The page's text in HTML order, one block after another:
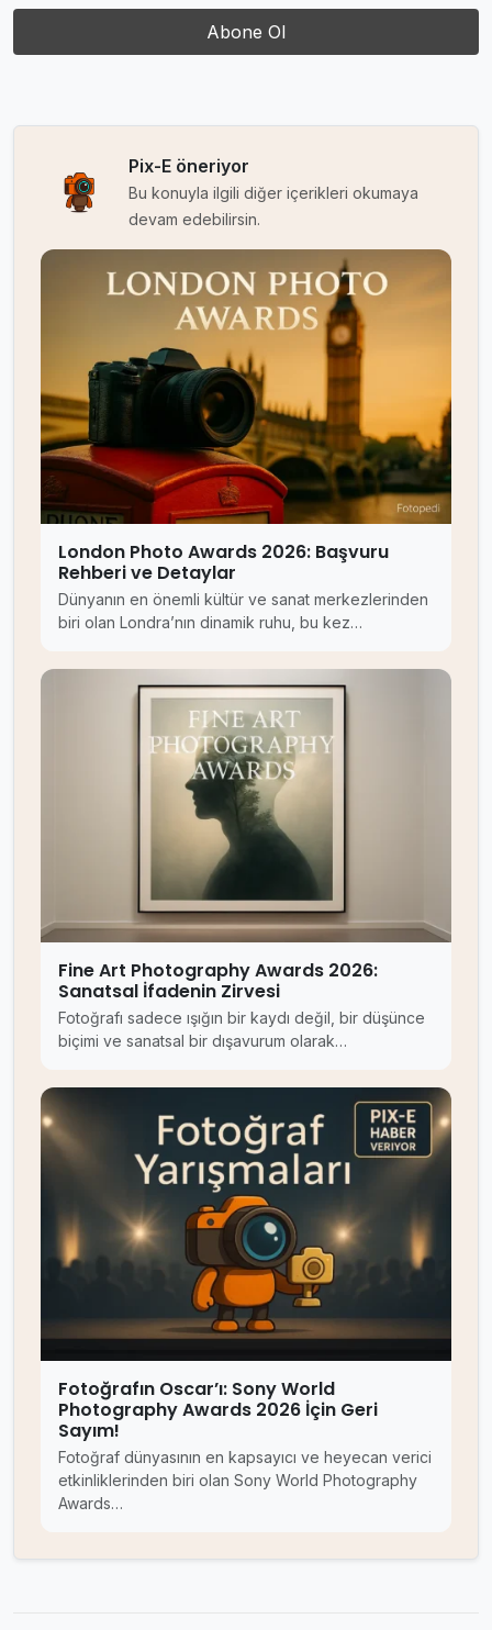
Pix-E öneriyor
Bu konuyla ilgili diğer içerikleri okumaya
devam edebilirsin.
London Photo Awards 2026: Başvuru
Rehberi ve Detaylar
Dünyanın en önemli kültür ve sanat merkezlerinden
biri olan Londra’nın dinamik ruhu, bu kez…
Fine Art Photography Awards 2026:
Sanatsal İfadenin Zirvesi
Fotoğrafı sadece ışığın bir kaydı değil, bir düşünce
biçimi ve sanatsal bir dışavurum olarak…
Fotoğrafın Oscar’ı: Sony World
Photography Awards 2026 İçin Geri
Sayım!
Fotoğraf dünyasının en kapsayıcı ve heyecan verici
etkinliklerinden biri olan Sony World Photography
Awards…